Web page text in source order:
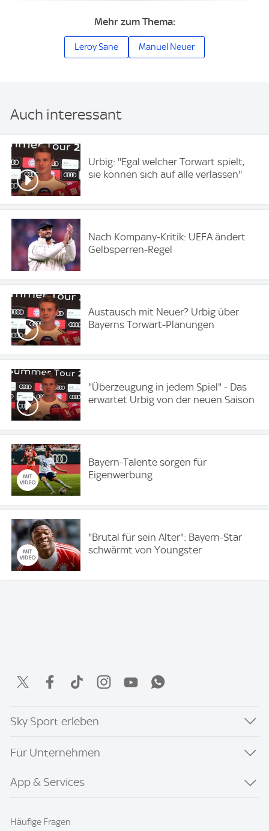
Mehr zum Thema:
Leroy Sane Manuel Neuer
Auch interessant
Urbig: ''Egal welcher Torwart spielt,
sie können sich auf alle verlassen''
Nach Kompany-Kritik: UEFA ändert
Gelbsperren-Regel
Austausch mit Neuer? Urbig über
Bayerns Torwart-Planungen
"Überzeugung in jedem Spiel" - Das
erwartet Urbig von der neuen Saison
Bayern-Talente sorgen für
Eigenwerbung
"Brutal für sein Alter": Bayern-Star
schwärmt von Youngster
Sky Sport erleben
Für Unternehmen
App & Services
Häufige Fragen